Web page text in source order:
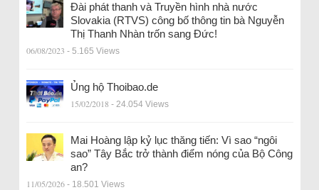
Đài phát thanh và Truyền hình nhà nước
Slovakia (RTVS) công bố thông tin bà Nguyễn
Thị Thanh Nhàn trốn sang Đức!
06/08/2023 - 5.165 Views
Ủng hộ Thoibao.de
15/02/2018 - 24.054 Views
Mai Hoàng lập kỷ lục thăng tiến: Vì sao “ngôi
sao” Tây Bắc trở thành điểm nóng của Bộ Công
an?
11/05/2026 - 18.501 Views